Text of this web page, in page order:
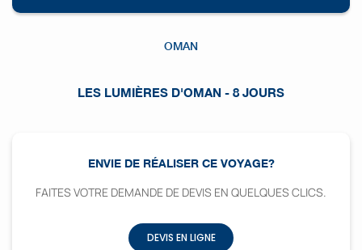
OMAN
LES LUMIÈRES D'OMAN - 8 JOURS
ENVIE DE RÉALISER CE VOYAGE?
FAITES VOTRE DEMANDE DE DEVIS EN QUELQUES CLICS.
DEVIS EN LIGNE